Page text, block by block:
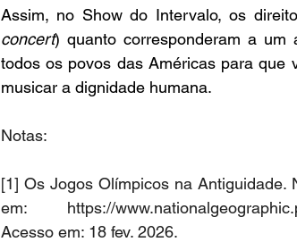
Assim, no Show do Intervalo, os
concert) quanto corresponderam a um
todos os povos das Américas para que
musicar a dignidade humana.
Notas:
[1] Os Jogos Olímpicos na Antiguidade.
em: https://
Acesso em: 18 fev. 2026.